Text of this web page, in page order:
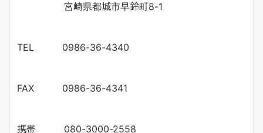
宮崎県都城市早鈴町8-1
TEL 0986-36-4340
FAX 0986-36-4341
携帯 080-3000-2558